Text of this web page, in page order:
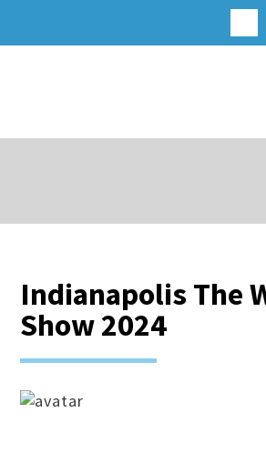
Indianapolis The
Show 2024